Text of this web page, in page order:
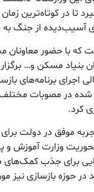
تا در کوتاه‌ترین
آسیب‌دیده از جنگ
با حضور معاونان
بنیاد مسکن و…
اجرای برنامه‌های
شده در مصوبات
کرد.
موفق در دولت
وزارت آموزش و
برای جذب کمک‌های
حوزه بازسازی نیز